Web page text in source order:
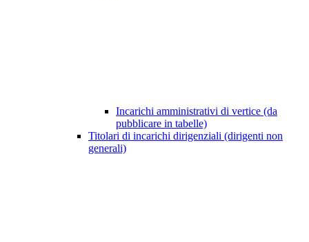
Incarichi amministrativi di vertice (da
pubblicare in tabelle)
Titolari di incarichi dirigenziali (dirigenti non
generali)